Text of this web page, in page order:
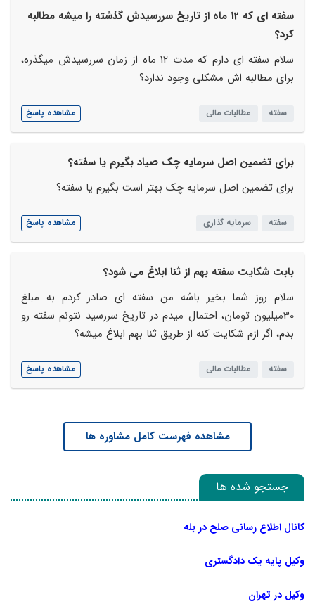
سفته ای که 12 ماه از تاریخ سررسیدش گذشته را میشه مطالبه
کرد؟
سلام سفته ای دارم که مدت 12 ماه از زمان سررسیدش میگذره،
برای مطالبه اش مشکلی وجود ندارد؟
سفته مطالبات مالی مشاهده پاسخ
برای تضمین اصل سرمایه چک صیاد بگیرم یا سفته؟
برای تضمین اصل سرمایه چک بهتر است بگیرم یا سفته؟
سفته سرمایه گذاری مشاهده پاسخ
بابت شکایت سفته بهم از ثنا ابلاغ می شود؟
سلام روز شما بخیر باشه من سفته ای صادر کردم به مبلغ
30میلیون تومان، احتمال میدم در تاریخ سررسید نتونم سفته رو
بدم، اگر ازم شکایت کنه از طریق ثنا بهم ابلاغ میشه؟
سفته مطالبات مالی مشاهده پاسخ
مشاهده فهرست کامل مشاوره ها
جستجو شده ها
کانال اطلاع رسانی صلح در بله
وکیل پایه یک دادگستری
وکیل در تهران